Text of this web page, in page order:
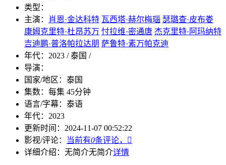
类型：
主演：
肖恩·金达科特 瓦西塔·赫尔梅瑙 瑟璐查·皮布娄
康姆克里特·杜昂苏万 忖拉维·密通唐 杰克里特·阿玛纳特
吉迪鹏·普洛帕拉达朋 萨鲁特·素万帕克迪
年代： 2023 / 泰国 /
导演：
国家/地区： 泰国
集数： 每集 45分钟
语言/字幕： 泰语
年代： 2023
更新时间： 2024-11-07 00:52:22
影视/评论：
当前有0条评论，

详细介绍： 无简介无简介详情